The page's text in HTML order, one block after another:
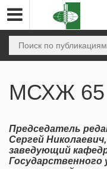
МСХЖ 65
Председатель
Сергей
заведующий